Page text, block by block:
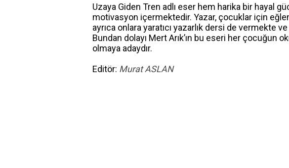
Uzaya Giden Tren adlı eser hem harika bir hayal
motivasyon içermektedir. Yazar, çocuklar için
ayrıca onlara yaratıcı yazarlık dersi de vermekte
Bundan dolayı Mert Arık’ın bu eseri her çocuğun
olmaya adaydır.
Editör: Murat ASLAN